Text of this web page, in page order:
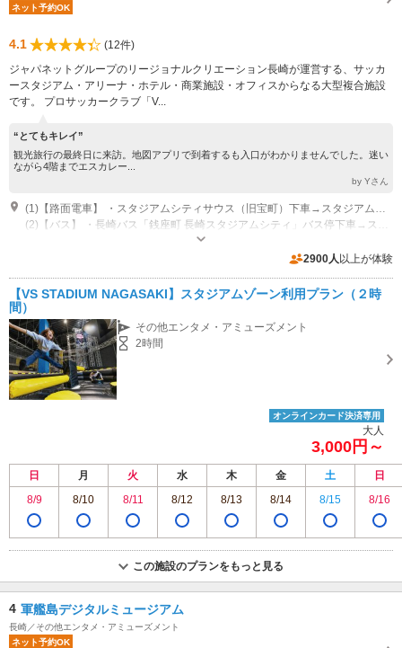
ネット予約OK
4.1
(12件)
ジャパネットグループのリージョナルクリエーション長崎が運営する、サッカ
ースタジアム・アリーナ・ホテル・商業施設・オフィスからなる大型複合施設
です。 プロサッカークラブ「V...
“とてもキレイ”
観光旅行の最終日に来訪。地図アプリで到着するも入口がわかりませんでした。迷い
ながら4階までエスカレー...
by Yさん
(1)【路面電車】 ・スタジアムシティサウス（旧宝町）下車→スタジアムシティサウス入口まで徒歩約6分 ・スタジアムシティノース（旧銭座町）下車→スタジアムシティノースまで徒歩約3分
専用駐車場あり（有料）934台 【通常日】 30分毎に150円/最大料金なし 【特別日】※V・ファーレン長崎ホームゲーム日などの大型イベント 30分毎に300円/最大料金なし
2900人 以上が体験
【VS STADIUM NAGASAKI】スタジアムゾーン利用プラン（２時
間）
その他エンタメ・アミューズメント
2時間
オンラインカード決済専用
大人
3,000円～
日 月 火 水 木 金 土
日
8/9
8/10 8/11 8/12 8/13 8/14 8/15 8/16
この施設のプランをもっと見る
4 軍艦島デジタルミュージアム
長崎／その他エンタメ・アミューズメント
ネット予約OK